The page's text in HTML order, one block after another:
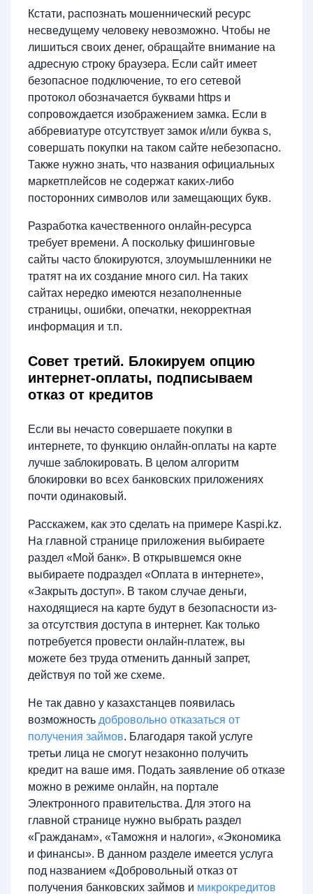
Кстати, распознать мошеннический ресурс
несведущему человеку невозможно. Чтобы не
лишиться своих денег, обращайте внимание на
адресную строку браузера. Если сайт имеет
безопасное подключение, то его сетевой
протокол обозначается буквами https и
сопровождается изображением замка. Если в
аббревиатуре отсутствует замок и/или буква s,
совершать покупки на таком сайте небезопасно.
Также нужно знать, что названия официальных
маркетплейсов не содержат каких-либо
посторонних символов или замещающих букв.
Разработка качественного онлайн-ресурса
требует времени. А поскольку фишинговые
сайты часто блокируются, злоумышленники не
тратят на их создание много сил. На таких
сайтах нередко имеются незаполненные
страницы, ошибки, опечатки, некорректная
информация и т.п.
Совет третий. Блокируем опцию
интернет-оплаты, подписываем
отказ от кредитов
Если вы нечасто совершаете покупки в
интернете, то функцию онлайн-оплаты на карте
лучше заблокировать. В целом алгоритм
блокировки во всех банковских приложениях
почти одинаковый.
Расскажем, как это сделать на примере Kaspi.kz.
На главной странице приложения выбираете
раздел «Мой банк». В открывшемся окне
выбираете подраздел «Оплата в интернете»,
«Закрыть доступ». В таком случае деньги,
находящиеся на карте будут в безопасности из-
за отсутствия доступа в интернет. Как только
потребуется провести онлайн-платеж, вы
можете без труда отменить данный запрет,
действуя по той же схеме.
Не так давно у казахстанцев появилась
возможность добровольно отказаться от
получения займов. Благодаря такой услуге
третьи лица не смогут незаконно получить
кредит на ваше имя. Подать заявление об отказе
можно в режиме онлайн, на портале
Электронного правительства. Для этого на
главной странице нужно выбрать раздел
«Гражданам», «Таможня и налоги», «Экономика
и финансы». В данном разделе имеется услуга
под названием «Добровольный отказ от
получения банковских займов и микрокредитов